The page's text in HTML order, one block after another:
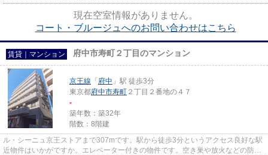
現在空室情報がありません。
コート・ブルージュへのお問い合わせはこちら
賃貸｜マンション 府中市寿町２丁目のマンション
京王線 「 府中 」駅 徒歩3分
東京都府中市寿町 ２丁目２番地の４７
-
築年数：築32年
階数：8階建
ル・シーニュ京王ストアまで307mです。駅から徒歩3分というアクセス良好な駅
近物件はいかがですか。エレベーター付きの物件です。空き巣や放火などの防犯